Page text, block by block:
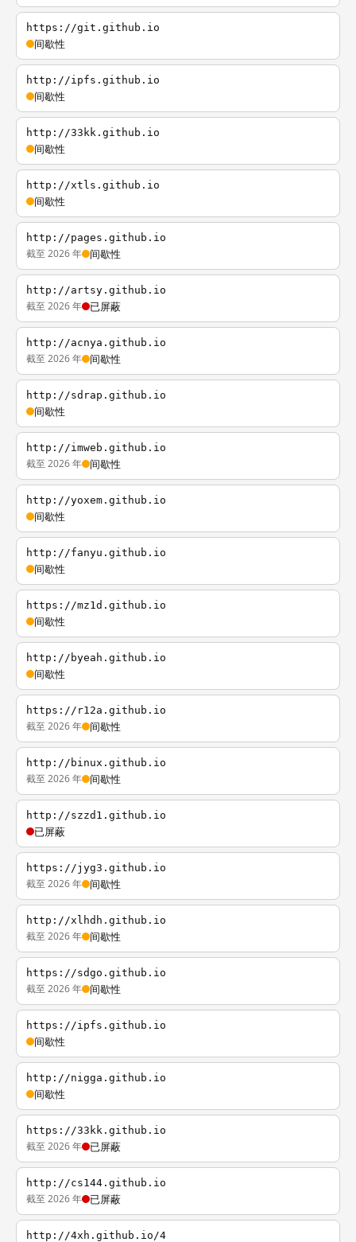
https://git.github.io
间歇性
http://ipfs.github.io
间歇性
http://33kk.github.io
间歇性
http://xtls.github.io
间歇性
http://pages.github.io
截至 2026 年 间歇性
http://artsy.github.io
截至 2026 年 已屏蔽
http://acnya.github.io
截至 2026 年 间歇性
http://sdrap.github.io
间歇性
http://imweb.github.io
截至 2026 年 间歇性
http://yoxem.github.io
间歇性
http://fanyu.github.io
间歇性
https://mz1d.github.io
间歇性
http://byeah.github.io
间歇性
https://r12a.github.io
截至 2026 年 间歇性
http://binux.github.io
截至 2026 年 间歇性
http://szzd1.github.io
已屏蔽
https://jyg3.github.io
截至 2026 年 间歇性
http://xlhdh.github.io
截至 2026 年 间歇性
https://sdgo.github.io
截至 2026 年 间歇性
https://ipfs.github.io
间歇性
http://nigga.github.io
间歇性
https://33kk.github.io
截至 2026 年 已屏蔽
http://cs144.github.io
截至 2026 年 已屏蔽
http://4xh.github.io/4